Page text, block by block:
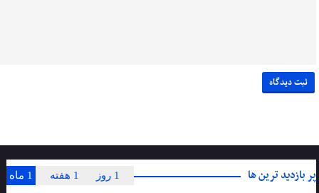
پر بازدید ترین ها 1 ماه 1 هفته 1 روز